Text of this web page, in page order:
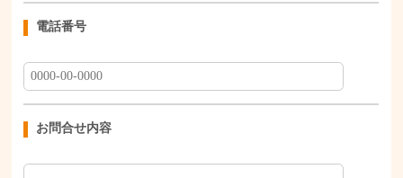
電話番号
お問合せ内容